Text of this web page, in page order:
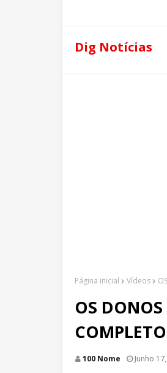
Dig Notícias
Página inicial Vídeos
OS
COMPLETO
100 Nome Junho